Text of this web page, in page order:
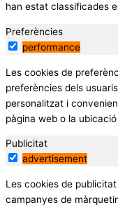
han estat classificades
Preferències
performance
Les cookies de
preferències dels
personalitzat i
pàgina web o la ubicació
Publicitat
advertisement
Les cookies de
campanyes de